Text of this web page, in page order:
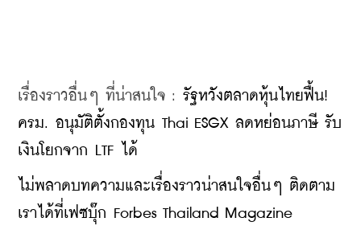
เรื่องราวอื่นๆ ที่น่าสนใจ : รัฐหวังตลาดหุ้นไทยฟื้น!
ครม. อนุมัติตั้งกองทุน Thai ESGX ลดหย่อนภาษี รับ
เงินโยกจาก LTF ได้
ไม่พลาดบทความและเรื่องราวน่าสนใจอื่นๆ ติดตาม
เราได้ที่เฟซบุ๊ก Forbes Thailand Magazine